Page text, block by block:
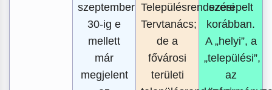
szeptember
30-ig e
mellett
már
megjelent
Településrendezési
Tervtanács;
de a
fővárosi
területi
szerepelt
korábban.
A „helyi”, a
„települési”,
az